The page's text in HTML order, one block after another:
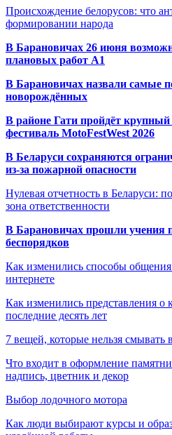
Происхождение белорусов: что
формировании народа
В Барановичах 26 июня
плановых работ A1
В Барановичах назвали самые
новорождённых
В районе Гати пройдёт
фестиваль MotoFestWest 2026
В Беларуси сохраняются
из-за пожарной опасности
Нулевая отчетность в Беларуси:
зона ответственности
В Барановичах прошли учения
беспорядков
Как изменились способы
интернете
Как изменились представления о
последние десять лет
7 вещей, которые нельзя смывать
Что входит в оформление
надпись, цветник и декор
Выбор лодочного мотора
Как люди выбирают курсы и